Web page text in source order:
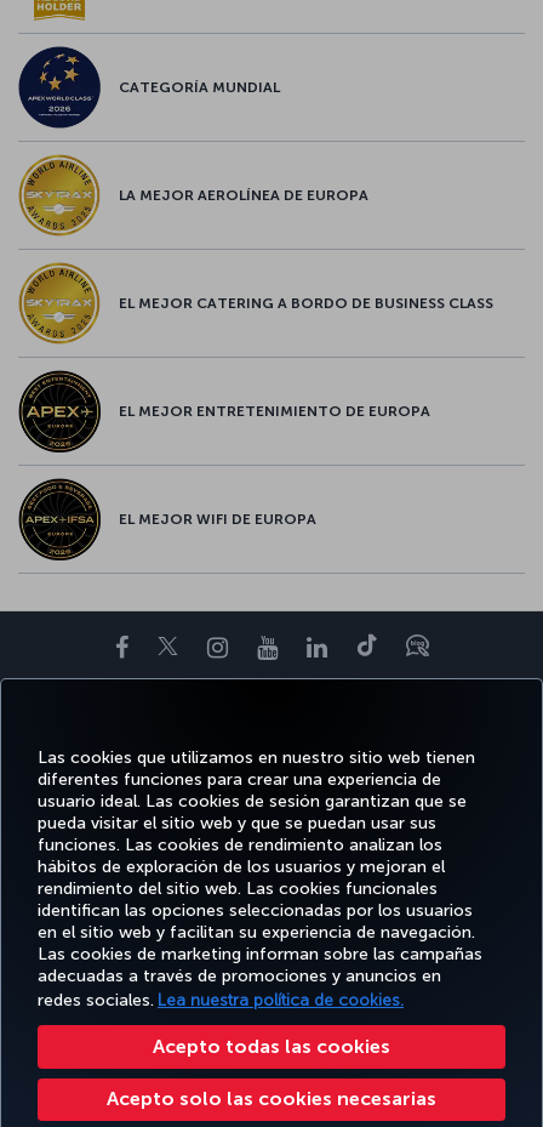
Las cookies que utilizamos en nuestro sitio web tienen
diferentes funciones para crear una experiencia de
usuario ideal. Las cookies de sesión garantizan que se
pueda visitar el sitio web y que se puedan usar sus
funciones. Las cookies de rendimiento analizan los
hábitos de exploración de los usuarios y mejoran el
rendimiento del sitio web. Las cookies funcionales
identifican las opciones seleccionadas por los usuarios
en el sitio web y facilitan su experiencia de navegación.
Las cookies de marketing informan sobre las campañas
adecuadas a través de promociones y anuncios en
redes sociales. Lea nuestra política de cookies.
Acepto todas las cookies
Acepto solo las cookies necesarias
CATEGORÍA MUNDIAL
LA MEJOR AEROLÍNEA DE EUROPA
EL MEJOR CATERING A BORDO DE BUSINESS CLASS
EL MEJOR ENTRETENIMIENTO DE EUROPA
EL MEJOR WIFI DE EUROPA
Facebook
TwitterInstagram
YouTubeLinkedIn
TikTokBlog
Accesibilidad Política de privacidad y cookies Aviso legal Derechos de los pasajeros
Cambiar la configuración de cookies Derechos de los interesados de la UE
Turkish Airlines Copyright © 1996 - 2026